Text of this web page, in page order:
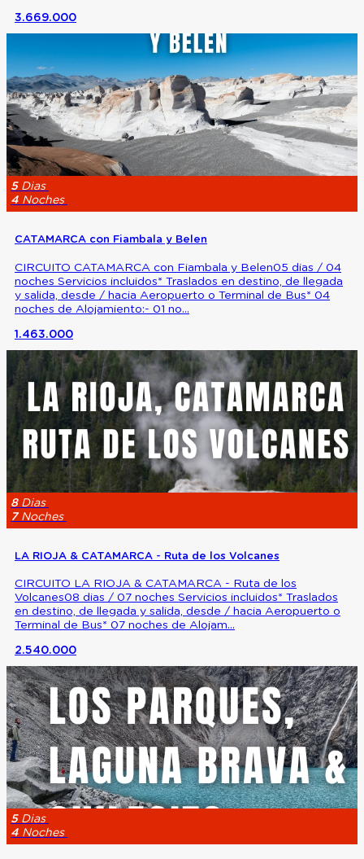
3.669.000
5Dias
4 Noches
CATAMARCA con Fiambala y Belen
CIRCUITO CATAMARCA con Fiambala y Belen05 dias / 04
noches Servicios incluidos* Traslados en destino, de llegada
y salida, desde / hacia Aeropuerto o Terminal de Bus* 04
noches de Alojamiento:- 01 no...
1.463.000
8Dias
7Noches
LA RIOJA & CATAMARCA - Ruta de los Volcanes
CIRCUITO LA RIOJA & CATAMARCA - Ruta de los
Volcanes08 dias / 07 noches Servicios incluidos* Traslados
en destino, de llegada y salida, desde / hacia Aeropuerto o
Terminal de Bus* 07 noches de Alojam...
2.540.000
5Dias
4 Noches